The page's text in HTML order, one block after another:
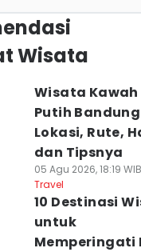
Wisata
Wisata Kawah
Putih
Lokasi, Rute,
dan Tipsnya
05 Agu 2026, 18:19 WIB
Travel
10 Destinasi
untuk
Memperingati